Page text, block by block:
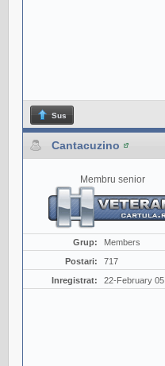
Sus
Cantacuzino
Membru senior
Grup:
Members
Postari:
717
Inregistrat:
22-February 05